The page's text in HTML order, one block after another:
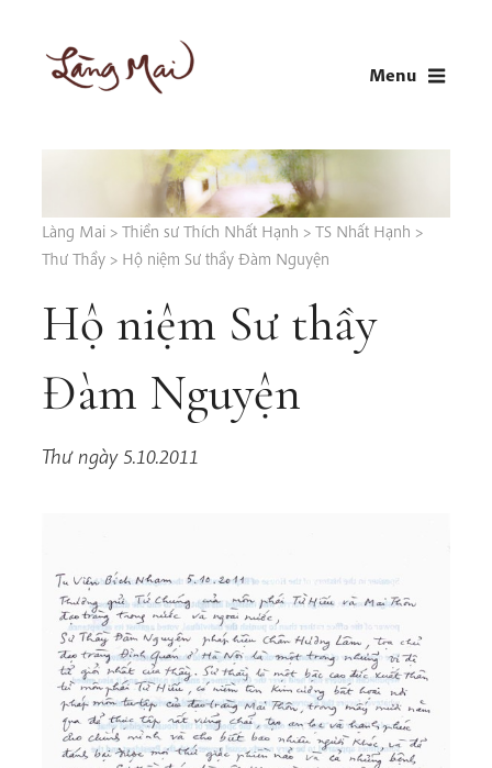
content
Menu
Làng Mai > Thiền sư Thích Nhất Hạnh > TS Nhất Hạnh >
Thư Thầy > Hộ niệm Sư thầy Đàm Nguyện
Hộ niệm Sư thầy
Đàm Nguyện
Thư ngày 5.10.2011